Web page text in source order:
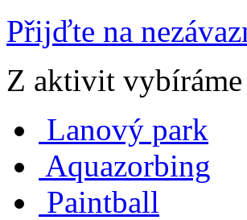
Přijďte na
Z aktivit vybíráme
Lanový park
Aquazorbing
Paintball